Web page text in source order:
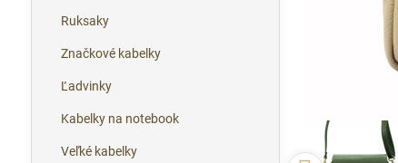
Ruksaky
Značkové kabelky
Ľadvinky
Kabelky na notebook
Veľké kabelky